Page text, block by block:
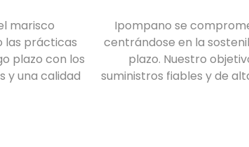
marisco
las prácticas
plazo con los
y una calidad
Ipompano se
centrándose en la
plazo. Nuestro
suministros fiables y de